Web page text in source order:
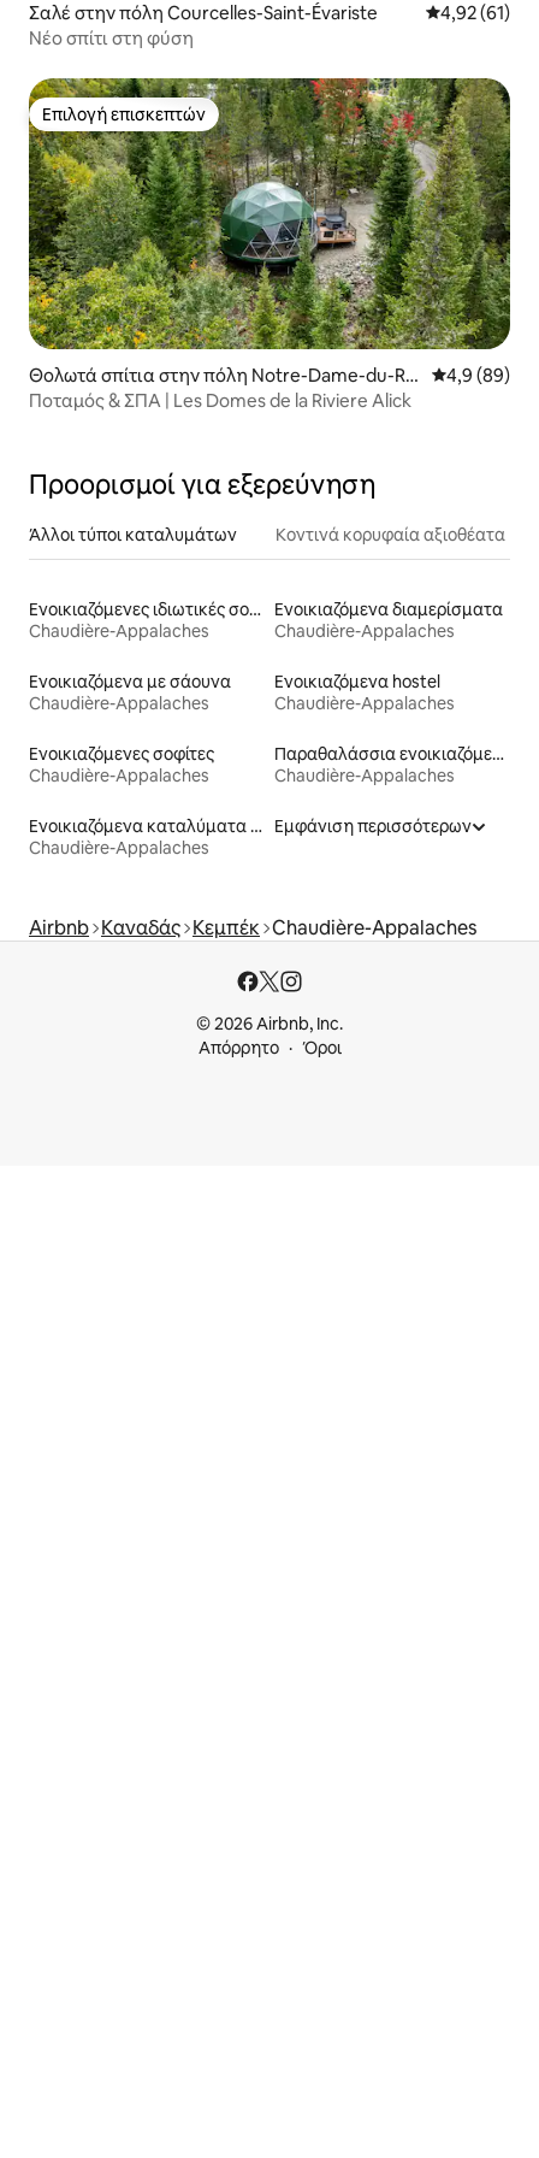
Σαλέ στην πόλη Courcelles-Saint-Évariste Μέση
4,92 (61)
Νέο σπίτι στη φύση
Επιλογή επισκεπτών
Επιλογή επισκεπτών
Θολωτά σπίτια στην πόλη Notre-Dame-du-Ro
saire
Μέση
4,9 (89)
Ποταμός & ΣΠΑ | Les Domes de la Riviere Alick
Προορισμοί για εξερεύνηση
Άλλοι τύποι καταλυμάτων Κοντινά κορυφαία αξιοθέατα
Ενοικιαζόμενες ιδιωτικές σουίτες
Chaudière-Appalaches
Ενοικιαζόμενα διαμερίσματα
Chaudière-Appalaches
Ενοικιαζόμενα με σάουνα
Chaudière-Appalaches
Ενοικιαζόμενα hostel
Chaudière-Appalaches
Ενοικιαζόμενες σοφίτες
Chaudière-Appalaches
Παραθαλάσσια ενοικιαζόμενα
Chaudière-Appalaches
Ενοικιαζόμενα καταλύματα με πισίνα
Chaudière-Appalaches
Εμφάνιση περισσότερων
Airbnb Καναδάς Κεμπέκ Chaudière-Appalaches
© 2026 Airbnb, Inc.
Απόρρητο
Όροι